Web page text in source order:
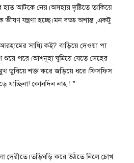
হাত আটকে নেয়।অসহায় দৃষ্টিতে তাকিয়ে
যন্ত্রণা হচ্ছে।মন বড্ড অশান্ত ,একটু
সাধ্যি কই? বাড়িয়ে দেওয়া পা
শুয়ে পরে।আশনূহা ঘুমিয়ে যেতে সেহের
ডুবিয়ে শক্ত করে জড়িয়ে ধরে।ফিসফিস
যাচ্ছিনা! কোনদিন নাহ ! ”
দেরীতে।তড়িঘড়ি করে উঠতে নিলে চোখ